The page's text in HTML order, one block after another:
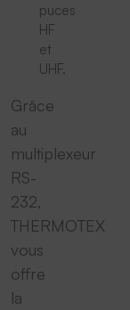
puces
HF
et
UHF.
Grâce
au
multiplexeur
RS-
232,
THERMOTEX
vous
offre
la